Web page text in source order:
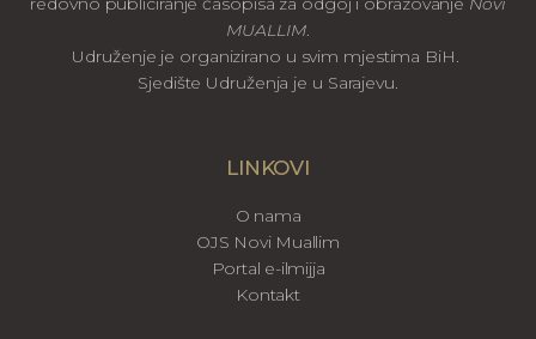
MUALLIM.
Udruženje je organizirano u svim mjestima BiH.
Sjedište Udruženja je u Sarajevu.
LINKOVI
O nama
OJS Novi Muallim
Portal e-ilmijja
Kontakt